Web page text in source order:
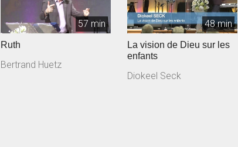
57 min
Ruth
Bertrand Huetz
48 min
La vision de Dieu sur les
enfants
Diokeel Seck